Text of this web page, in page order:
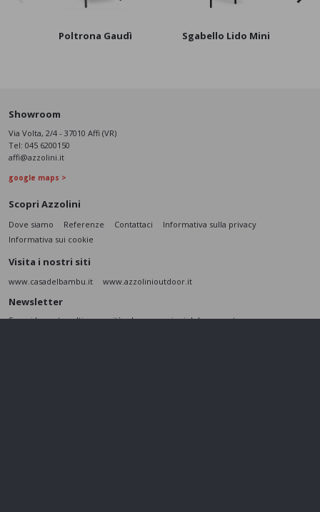
Poltrona Gaudì Sgabello Lido Mini
Showroom
Via Volta, 2/4 - 37010 Affi (VR)
Tel: 045 6200150
affi@azzolini.it
google maps >
Scopri Azzolini
Dove siamo Referenze Contattaci
Informativa sulla privacy
Informativa sui cookie
Visita i nostri siti
www.casadelbambu.it www.azzolinioutdoor.it
Newsletter
Scopri le nostre ultime novità e le promozioni del momento